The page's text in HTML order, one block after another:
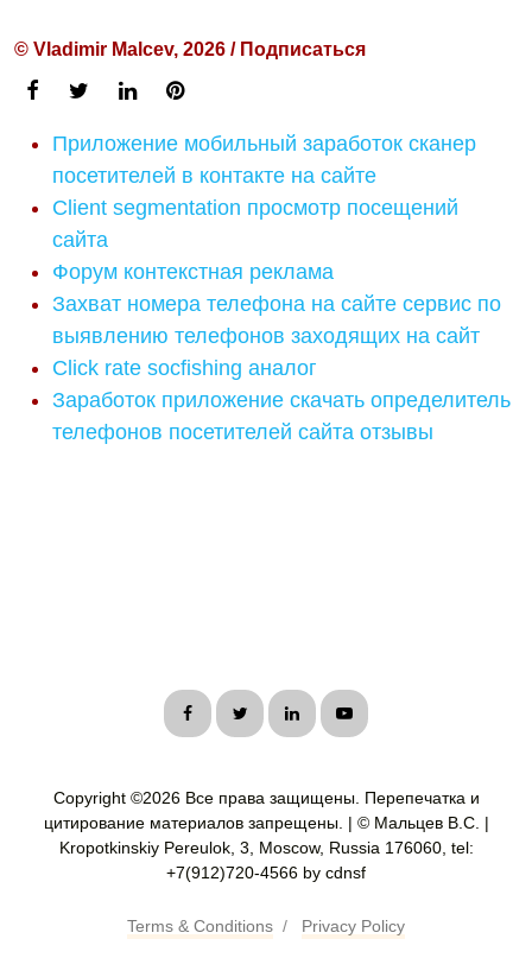
© Vladimir Malcev, 2026 / Подписаться
Приложение мобильный заработок сканер
посетителей в контакте на сайте
Client segmentation просмотр посещений
сайта
Форум контекстная реклама
Захват номера телефона на сайте сервис по
выявлению телефонов заходящих на сайт
Click rate socfishing аналог
Заработок приложение скачать определитель
телефонов посетителей сайта отзывы
Copyright ©2026 Все права защищены. Перепечатка и
цитирование материалов запрещены. | © Мальцев В.С. |
Kropotkinskiy Pereulok, 3, Moscow, Russia 176060, tel:
+7(912)720-4566 by cdnsf
Terms & Conditions / Privacy Policy